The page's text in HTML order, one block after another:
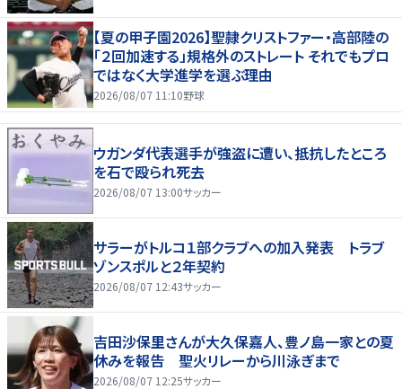
【夏の甲子園2026】聖隷クリストファー・高部陸の
「２回加速する」規格外のストレート それでもプロ
ではなく大学進学を選ぶ理由
2026/08/07 11:10野球
ウガンダ代表選手が強盗に遭い、抵抗したところ
を石で殴られ死去
2026/08/07 13:00サッカー
サラーがトルコ１部クラブへの加入発表 トラブ
ゾンスポルと２年契約
2026/08/07 12:43サッカー
吉田沙保里さんが大久保嘉人、豊ノ島一家との夏
休みを報告 聖火リレーから川泳ぎまで
2026/08/07 12:25サッカー